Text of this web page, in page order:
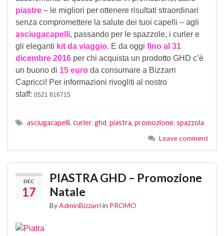
piastre – le migliori per ottenere risultati straordinari
senza compromettere la salute dei tuoi capelli – agli
asciugacapelli, passando per le spazzole, i curler e
gli eleganti kit da viaggio. E da oggi fino al 31
dicembre 2016 per chi acquista un prodotto GHD c’è
un buono di 15 euro da consumare a Bizzarri
Capricci! Per informazioni rivogliti al nostro
staff: 0521 816715
asciugacapelli, curler, ghd, piastra, promozione, spazzola
Leave comment
DEC
17
PIASTRA GHD – Promozione
Natale
ByAdminBizzarriin PROMO